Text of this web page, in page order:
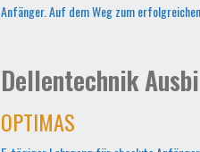
Anfänger. Auf dem Weg zum
Dellentechnik
OPTIMAS